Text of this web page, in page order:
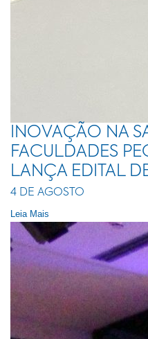
INOVAÇÃO NA
FACULDADES
LANÇA EDITAL
4 DE AGOSTO
Leia Mais